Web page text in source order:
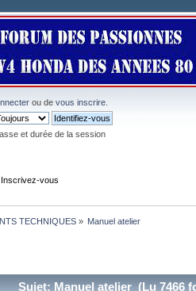
ou de vous inscrire
et durée de la session
Inscrivez-vous
TECHNIQUES» Manuel atelier
Sujet: Manuel atelier (Lu 7466